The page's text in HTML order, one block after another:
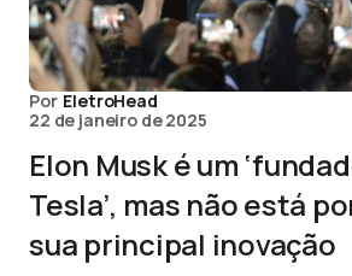
Por EletroHead
22 de janeiro de 2025
Elon Musk é um
Tesla’, mas não está
sua principal inovação